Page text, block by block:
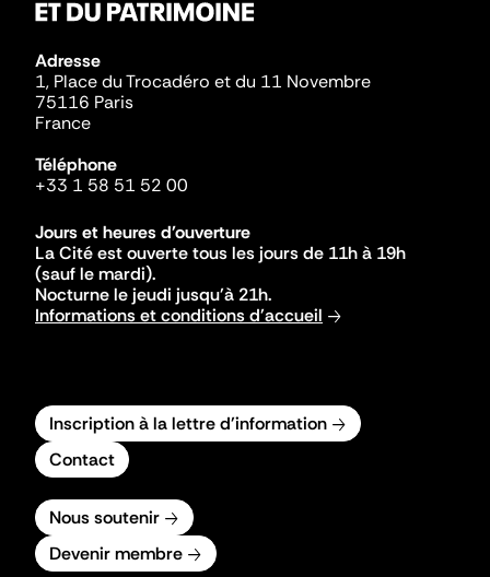
Adresse
1, Place du Trocadéro et du 11 Novembre
75116 Paris
France
Téléphone
+33 1 58 51 52 00
Jours et heures d'ouverture
La Cité est ouverte tous les jours de 11h à 19h
(sauf le mardi).
Nocturne le jeudi jusqu'à 21h.
Informations et conditions d'accueil
Inscription à la lettre d'information
Contact
Nous soutenir
Devenir membre